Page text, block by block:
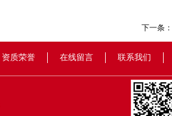
下一条：
资质荣誉 在线留言 联系我们